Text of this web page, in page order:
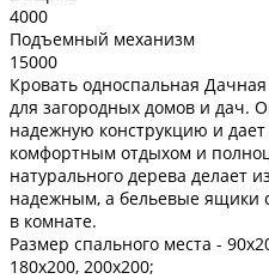
4000
Подъемный механизм
15000
Кровать односпальная
для загородных домов и дач.
надежную конструкцию и
комфортным отдыхом и
натурального дерева делает
надежным, а бельевые ящики
в комнате.
Размер спального места -
180х200, 200х200;